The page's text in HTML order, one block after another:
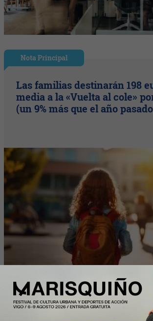
Nota Principal
Las familias destinarán 198
media a la «Vuelta al cole»
(un 9% más que el año
Y Además...
Más de la mitad de los